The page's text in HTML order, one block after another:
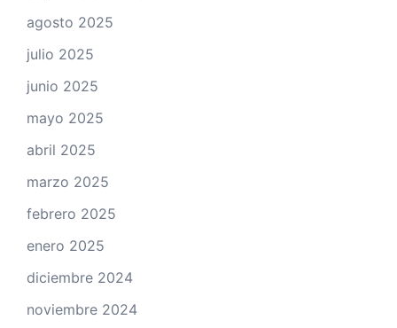
agosto 2025
julio 2025
junio 2025
mayo 2025
abril 2025
marzo 2025
febrero 2025
enero 2025
diciembre 2024
noviembre 2024